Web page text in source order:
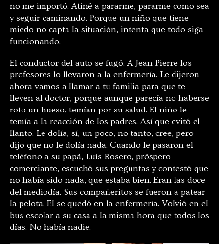
no me importó. Atiné a pararme, pararme como sea
y seguir caminando. Porque un niño que tiene
miedo no capta la situación, intenta que todo siga
funcionando.
El conductor del auto se fugó. A Jean Pierre los
profesores lo llevaron a la enfermería. Le dijeron
ahora vamos a llamar a tu familia para que te
lleven al doctor, porque aunque parecía no haberse
roto un hueso, temían por su salud. El niño le
temía a la reacción de los padres. Así que evitó el
llanto. Le dolía, sí, un poco, no tanto, cree, pero
dijo que no le dolía nada. Cuando le pasaron el
teléfono a su papá, Luis Rosero, próspero
comerciante, escuchó sus preguntas y contestó que
no había sido nada, que estaba bien. Eran las doce
del mediodía. Sus compañeritos se fueron a patear
la pelota. El se quedó en la enfermería. Volvió en el
bus escolar a su casa a la misma hora que todos los
días. No había nadie.